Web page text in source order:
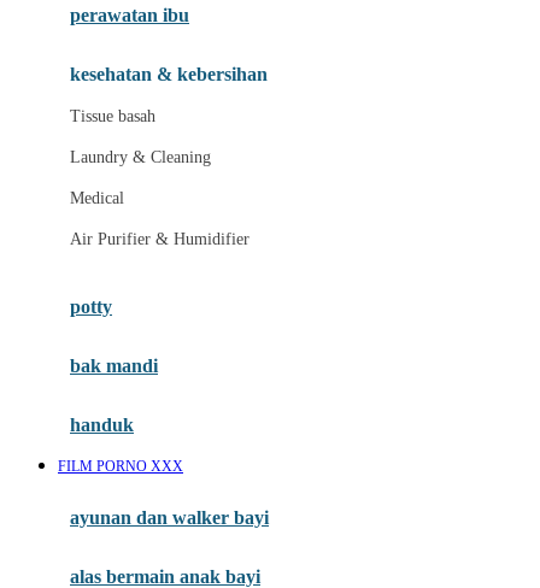
Mamaway
Maxi Cosi
Megabloks
Micro
MiDeer
Moby
My Buddy Tag
My K
perawatan ibu
kesehatan & kebersihan
Tissue basah
Laundry & Cleaning
Medical
Air Purifier & Humidifier
potty
bak mandi
handuk
FILM PORNO XXX
ayunan dan walker bayi
alas bermain anak bayi